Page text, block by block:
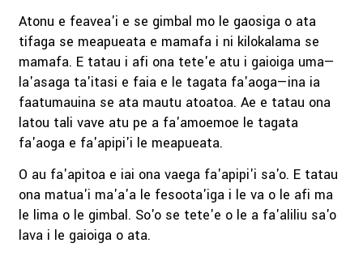
Atonu e feavea'i e se gimbal mo le gaosiga o ata
tifaga se meapueata e mamafa i ni kilokalama se
mamafa. E tatau i afi ona tete'e atu i gaioiga uma—
la'asaga ta'itasi e faia e le tagata fa'aoga—ina ia
faatumauina se ata mautu atoatoa. Ae e tatau ona
latou tali vave atu pe a fa'amoemoe le tagata
fa'aoga e fa'apipi'i le meapueata.
O au fa'apitoa e iai ona vaega fa'apipi'i sa'o. E tatau
ona matua'i ma'a'a le fesoota'iga i le va o le afi ma
le lima o le gimbal. So'o se tete'e o le a fa'aliliu sa'o
lava i le gaioiga o ata.